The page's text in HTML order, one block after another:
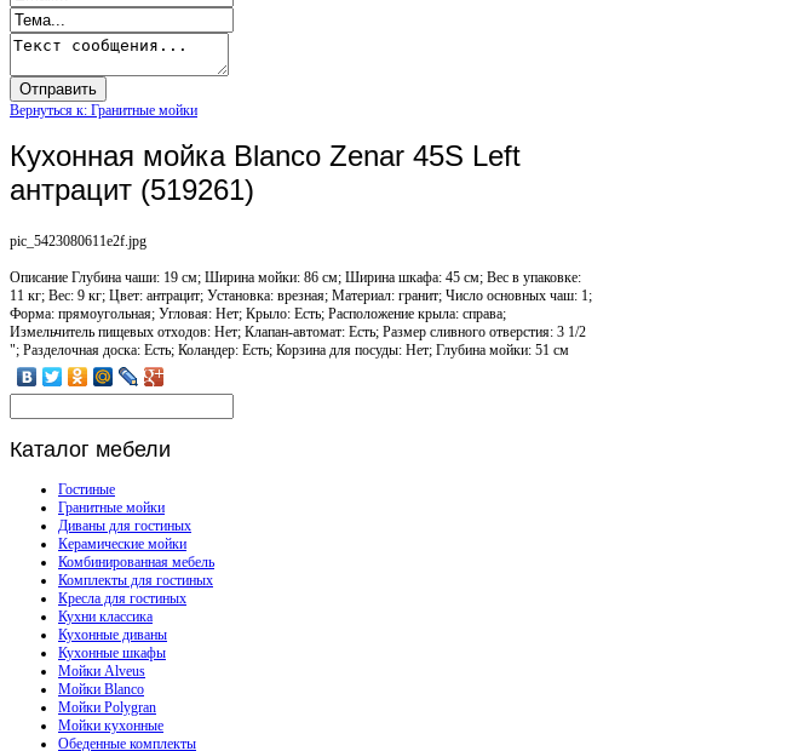
Вернуться к: Гранитные мойки
Кухонная мойка Blanco Zenar 45S Left
антрацит (519261)
pic_5423080611e2f.jpg
Описание Глубина чаши: 19 см; Ширина мойки: 86 см; Ширина шкафа: 45 см; Вес в упаковке:
11 кг; Вес: 9 кг; Цвет: антрацит; Установка: врезная; Материал: гранит; Число основных чаш: 1;
Форма: прямоугольная; Угловая: Нет; Крыло: Есть; Расположение крыла: справа;
Измельчитель пищевых отходов: Нет; Клапан-автомат: Есть; Размер сливного отверстия: 3 1/2
"; Разделочная доска: Есть; Коландер: Есть; Корзина для посуды: Нет; Глубина мойки: 51 см
Каталог мебели
Гостиные
Гранитные мойки
Диваны для гостиных
Керамические мойки
Комбинированная мебель
Комплекты для гостиных
Кресла для гостиных
Кухни классика
Кухонные диваны
Кухонные шкафы
Мойки Alveus
Мойки Blanco
Мойки Polygran
Мойки кухонные
Обеденные комплекты